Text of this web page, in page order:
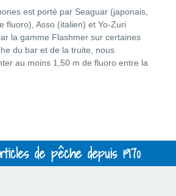
est porté par Seaguar (japonais,
fluoro), Asso (italien) et Yo-Zuri
la gamme Flashmer sur certaines
du bar et de la truite, nous
au moins 1,50 m de fluoro entre la
de pêche depuis 1970